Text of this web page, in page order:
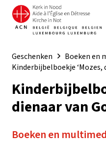
Geschenken
Boeken en
Kinderbijbelboekje ‘Mozes,
dienaar van
Boeken en